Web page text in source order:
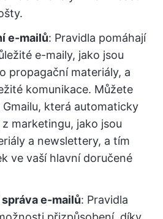
e-mailů: Pravidla pomáhají
e-maily, jako jsou
propagační materiály, a
komunikace. Můžete
která automaticky
marketingu, jako jsou
a newslettery, a tím
ve vaší hlavní doručené
e-mailů: Pravidla